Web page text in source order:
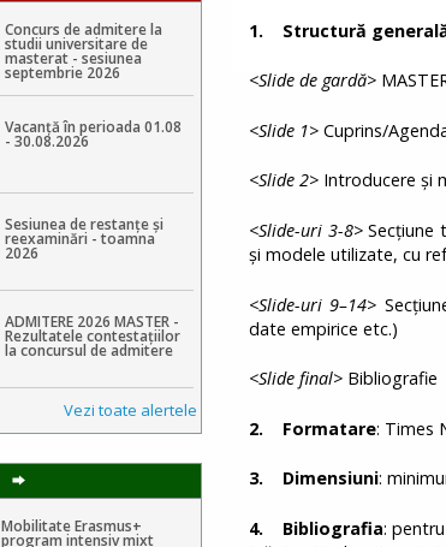
Concurs de admitere la
studii universitare de
masterat - sesiunea
septembrie 2026
Vacanță în perioada 01.08
- 30.08.2026
Sesiunea de restanțe și
reexaminări - toamna
2026
ADMITERE 2026 MASTER -
Rezultatele contestaţiilor
la concursul de admitere
Vezi toate alertele
Mobilitate Erasmus+
program intensiv mixt
1. Structură
<Slide de gardă>
<Slide 1> Cuprins/
<Slide 2> Introducere și
<Slide-uri 3-8>Secțiune
și modele utilizate, cu
<Slide-uri 9–14>
date empirice etc.)
<Slide final> Bibliografie
2. Formatare: Times
3. Dimensiuni:
4. Bibliografia: